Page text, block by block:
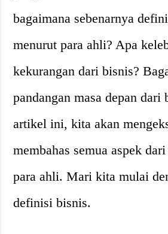
bagaimana sebenarnya
menurut para ahli? Apa
kekurangan dari bisnis?
pandangan masa depan dari
artikel ini, kita akan
membahas semua aspek
para ahli. Mari kita mulai
definisi bisnis.